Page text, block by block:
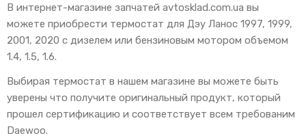
В интернет-магазине запчатей avtosklad.com.ua вы
можете приобрести термостат для Дэу Ланос 1997, 1999,
2001, 2020 с дизелем или бензиновым мотором объемом
1.4, 1.5, 1.6.
Выбирая термостат в нашем магазине вы можете быть
уверены что получите оригинальный продукт, который
прошел сертификацию и соответствует всем требованим
Daewoo.